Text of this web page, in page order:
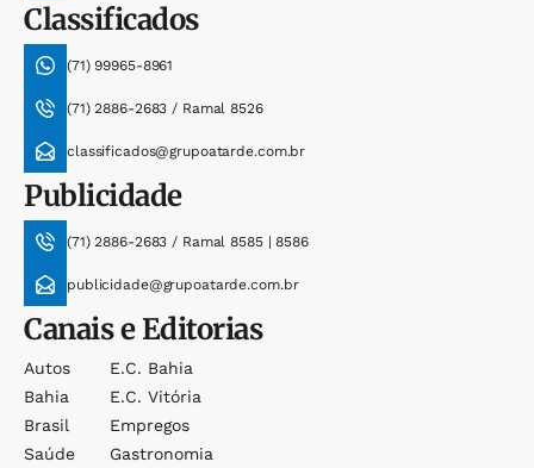
Classificados
(71) 99965-8961
(71) 2886-2683 / Ramal 8526
classificados@grupoatarde.com.br
Publicidade
(71) 2886-2683 / Ramal 8585 | 8586
publicidade@grupoatarde.com.br
Canais e Editorias
Autos
Bahia
Brasil
Saúde
E.c. Bahia
E.c. Vitória
Empregos
Gastronomia